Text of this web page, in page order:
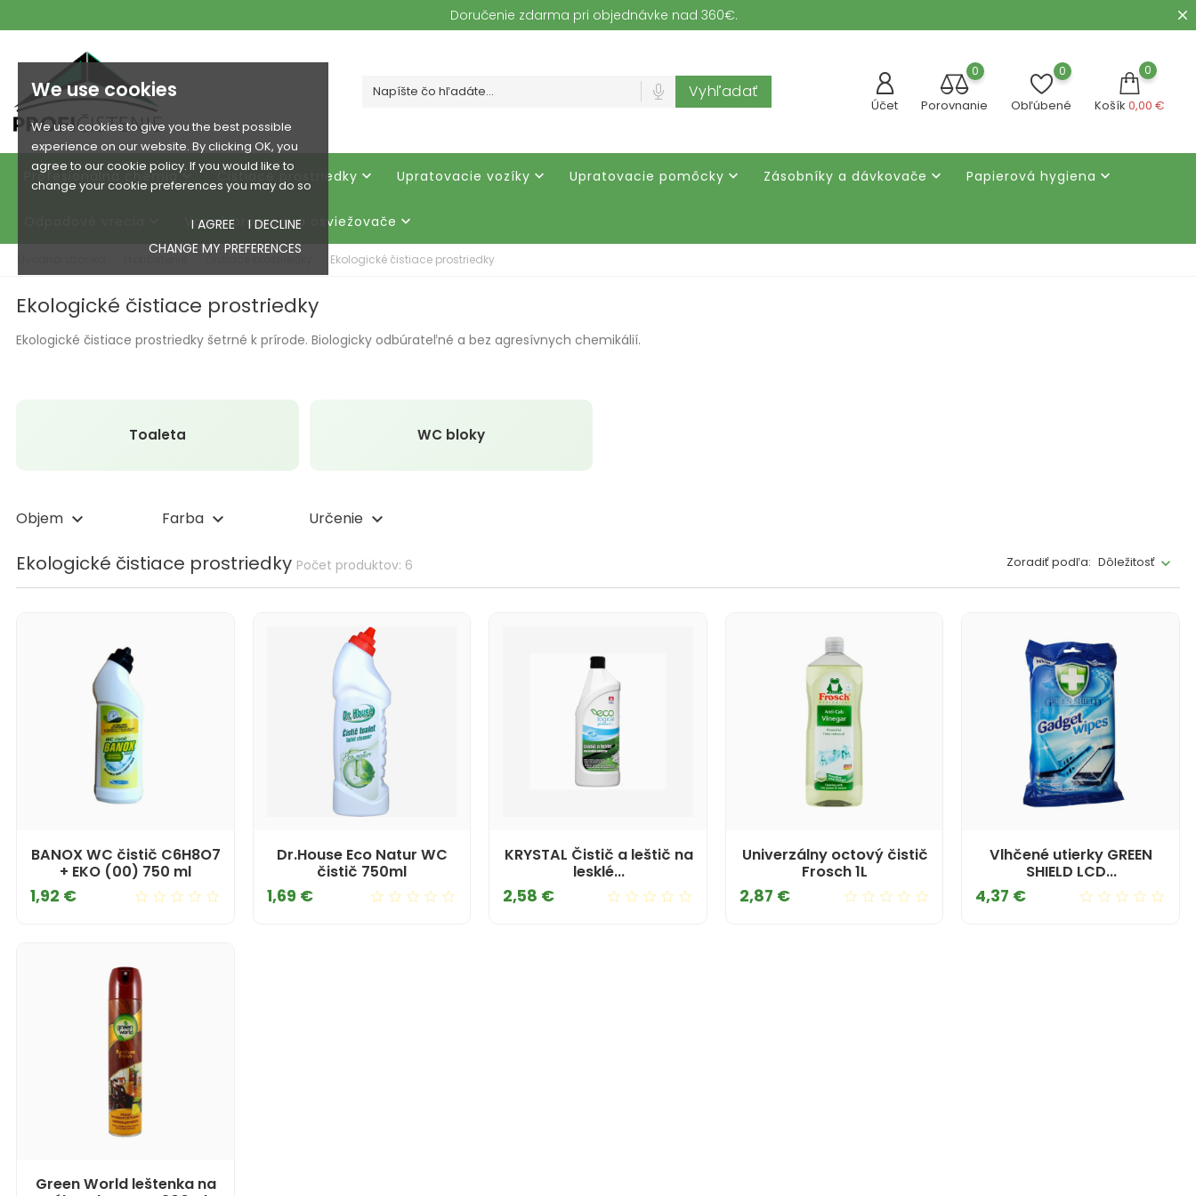
We use cookies
We use cookies to give you the best possible
experience on our website. By clicking OK, you
agree to our cookie policy. If you would like to
change your cookie preferences you may do so
I AGREE
I DECLINE
CHANGE MY PREFERENCES
Doručenie zdarma pri objednávke nad 360€.
Vyhľadať
Účet
0
Porovnanie
0
Obľúbené
0
Košík 0,00 €
Profesionálna chémia Čistiace prostriedky  Upratovacie vozíky  Upratovacie pomôcky  Zásobníky a dávkovače  Papierová hygiena 
Vonný program a osviežovače 
Ekologické čistiace prostriedky
Ekologické čistiace prostriedky
Ekologické čistiace prostriedky šetrné k prírode. Biologicky odbúrateľné a bez agresívnych chemikálií.
Toaleta WC bloky
Objem keyboard_arrow_down Farba keyboard_arrow_down Určenie keyboard_arrow_down
Ekologické čistiace prostriedky Počet produktov: 6 Zoradiť podľa: Dôležitosť
BANOX WC čistič C6H8O7
+ EKO (00) 750 ml
1,92 €Cena
Dr.House Eco Natur WC
čistič 750ml
1,69 €Cena
KRYSTAL Čistič a leštič na
lesklé...
2,58 €Cena
Univerzálny octový čistič
Frosch 1L
2,87 €Cena
Vlhčené utierky GREEN
SHIELD LCD...
4,37 €Cena
Green World leštenka na